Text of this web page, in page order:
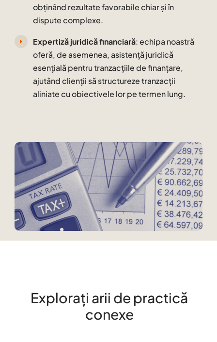
obținând rezultate favorabile chiar și în
dispute complexe.
Expertiză juridică financiară: echipa noastră
oferă, de asemenea, asistență juridică
esențială pentru tranzacțiile de finanțare,
ajutând clienții să structureze tranzacții
aliniate cu obiectivele lor pe termen lung.
Explorați arii de practică
conexe